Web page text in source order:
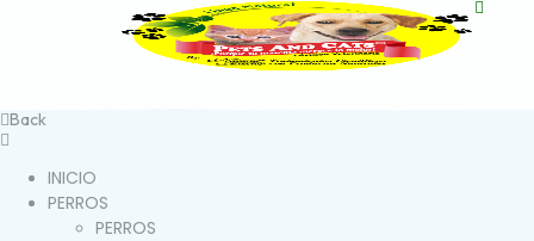
Back
INICIO
PERROS
PERROS